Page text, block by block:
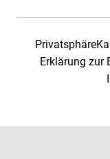
Privatsphäre
Erklärung zur